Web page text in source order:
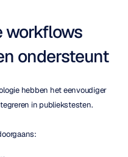
workflows
ondersteunt
hebben het eenvoudiger
in publiekstesten.